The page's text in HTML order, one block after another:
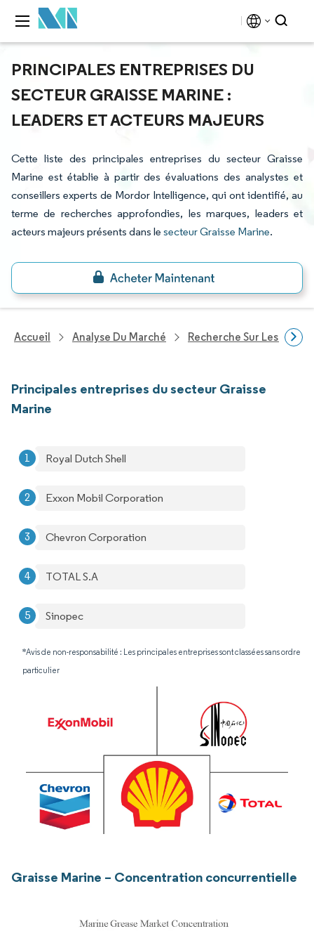
PRINCIPALES ENTREPRISES DU
SECTEUR GRAISSE MARINE :
LEADERS ET ACTEURS MAJEURS
Cette liste des principales entreprises du secteur Graisse
Marine est établie à partir des évaluations des analystes et
conseillers experts de Mordor Intelligence, qui ont identifié, au
terme de recherches approfondies, les marques, leaders et
acteurs majeurs présents dans le secteur Graisse Marine.
Accueil Analyse Du Marché Recherche Sur Les
Principales entreprises du secteur Graisse
Marine
Royal Dutch Shell
Exxon Mobil Corporation
Chevron Corporation
TOTAL S.A
Sinopec
*Avis de non-responsabilité : Les principales entreprises sont classées sans ordre
particulier
Graisse Marine – Concentration concurrentielle